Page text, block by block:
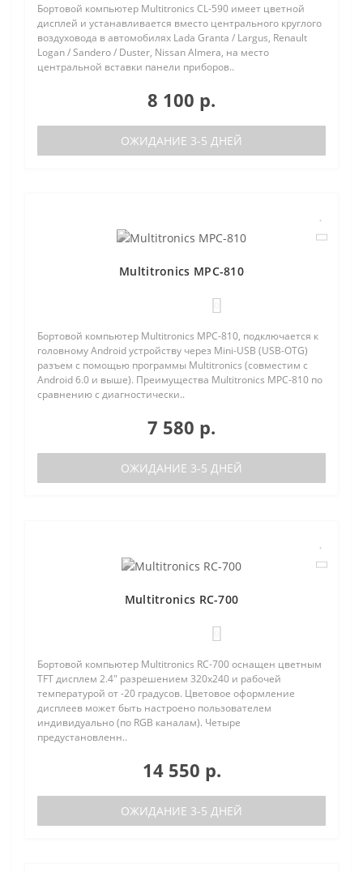
Бортовой компьютер Multitronics CL-590 имеет цветной
дисплей и устанавливается вместо центрального круглого
воздуховода в автомобилях Lada Granta / Largus, Renault
Logan / Sandero / Duster, Nissan Almera, на место
центральной вставки панели приборов..
8 100 р.
ОЖИДАНИЕ 3-5 ДНЕЙ
Multitronics MPC-810
Бортовой компьютер Multitronics MPC-810, подключается к
головному Android устройству через Mini-USB (USB-OTG)
разъем с помощью программы Multitronics (совместим с
Android 6.0 и выше). Преимущества Multitronics MPC-810 по
сравнению с диагностически..
7 580 р.
ОЖИДАНИЕ 3-5 ДНЕЙ
Multitronics RC-700
Бортовой компьютер Multitronics RC-700 оснащен цветным
TFT дисплем 2.4" разрешением 320х240 и рабочей
температурой от -20 градусов. Цветовое оформление
дисплеев может быть настроено пользователем
индивидуально (по RGB каналам). Четыре
предустановленн..
14 550 р.
ОЖИДАНИЕ 3-5 ДНЕЙ